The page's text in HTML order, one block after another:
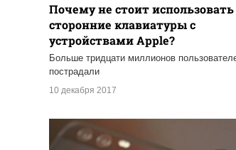
Почему не стоит использовать
сторонние клавиатуры с
устройствами Apple?
Больше тридцати миллионов
пострадали
10 декабря 2017